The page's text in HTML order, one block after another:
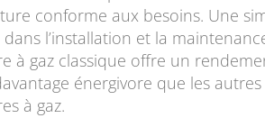
conforme aux besoins. Une
l’installation et la
à gaz classique offre un
énergivore que les
à gaz.